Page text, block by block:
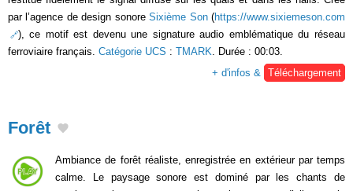
par l’agence de design sonoreSixième Son(https://www.sixiemeson.com
), ce motif est devenu une signature audio emblématique du réseau
ferroviaire français. Catégorie UCS : TMARK . Durée : 00:03.
+ d'infos &
Téléchargement
Forêt
Ambiance de forêt réaliste, enregistrée en extérieur par temps
calme. Le paysage sonore est dominé par les chants de